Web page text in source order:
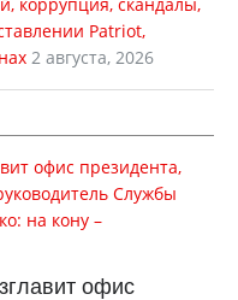
Patriot,
2 августа, 2026
офис